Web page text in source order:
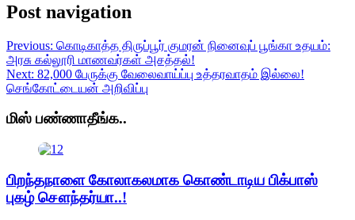
Post navigation
Previous: கொடிகாத்த திருப்பூர் குமரன் நினைவுப் பூங்கா உதயம்:
அரசு கல்லூரி மாணவர்கள் அசத்தல்!
Next: 82,000 பேருக்கு வேலைவாய்ப்பு உத்தரவாதம் இல்லை!
செங்கோட்டையன் அறிவிப்பு
மிஸ் பண்ணாதீங்க..
பிறந்தநாளை கோலாகலமாக கொண்டாடிய பிக்பாஸ்
புகழ் சௌந்தர்யா..!